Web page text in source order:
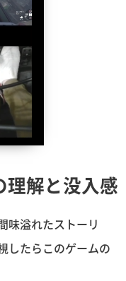
理解と没入感
味溢れたストーリ
したらこのゲームの